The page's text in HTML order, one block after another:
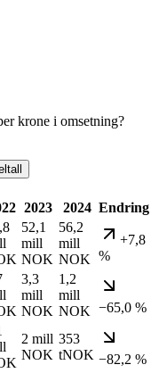
krone i omsetning?
2023 2024 Endring
52,1
mill
NOK
56,2
mill
NOK
+7,8
%
3,3
mill
NOK
1,2
mill
NOK −65,0 %
2 mill
NOK
353
tNOK −82,2 %